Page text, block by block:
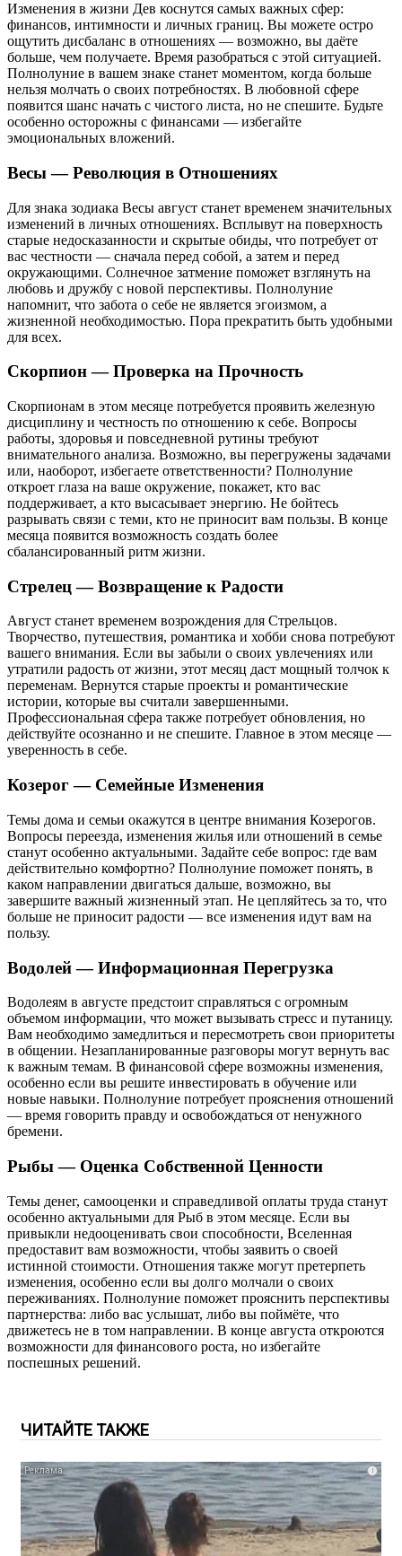
Изменения в жизни Дев коснутся самых важных сфер:
финансов, интимности и личных границ. Вы можете остро
ощутить дисбаланс в отношениях — возможно, вы даёте
больше, чем получаете. Время разобраться с этой ситуацией.
Полнолуние в вашем знаке станет моментом, когда больше
нельзя молчать о своих потребностях. В любовной сфере
появится шанс начать с чистого листа, но не спешите. Будьте
особенно осторожны с финансами — избегайте
эмоциональных вложений.
Весы — Революция в Отношениях
Для знака зодиака Весы август станет временем значительных
изменений в личных отношениях. Всплывут на поверхность
старые недосказанности и скрытые обиды, что потребует от
вас честности — сначала перед собой, а затем и перед
окружающими. Солнечное затмение поможет взглянуть на
любовь и дружбу с новой перспективы. Полнолуние
напомнит, что забота о себе не является эгоизмом, а
жизненной необходимостью. Пора прекратить быть удобными
для всех.
Скорпион — Проверка на Прочность
Скорпионам в этом месяце потребуется проявить железную
дисциплину и честность по отношению к себе. Вопросы
работы, здоровья и повседневной рутины требуют
внимательного анализа. Возможно, вы перегружены задачами
или, наоборот, избегаете ответственности? Полнолуние
откроет глаза на ваше окружение, покажет, кто вас
поддерживает, а кто высасывает энергию. Не бойтесь
разрывать связи с теми, кто не приносит вам пользы. В конце
месяца появится возможность создать более
сбалансированный ритм жизни.
Стрелец — Возвращение к Радости
Август станет временем возрождения для Стрельцов.
Творчество, путешествия, романтика и хобби снова потребуют
вашего внимания. Если вы забыли о своих увлечениях или
утратили радость от жизни, этот месяц даст мощный толчок к
переменам. Вернутся старые проекты и романтические
истории, которые вы считали завершенными.
Профессиональная сфера также потребует обновления, но
действуйте осознанно и не спешите. Главное в этом месяце —
уверенность в себе.
Козерог — Семейные Изменения
Темы дома и семьи окажутся в центре внимания Козерогов.
Вопросы переезда, изменения жилья или отношений в семье
станут особенно актуальными. Задайте себе вопрос: где вам
действительно комфортно? Полнолуние поможет понять, в
каком направлении двигаться дальше, возможно, вы
завершите важный жизненный этап. Не цепляйтесь за то, что
больше не приносит радости — все изменения идут вам на
пользу.
Водолей — Информационная Перегрузка
Водолеям в августе предстоит справляться с огромным
объемом информации, что может вызывать стресс и путаницу.
Вам необходимо замедлиться и пересмотреть свои приоритеты
в общении. Незапланированные разговоры могут вернуть вас
к важным темам. В финансовой сфере возможны изменения,
особенно если вы решите инвестировать в обучение или
новые навыки. Полнолуние потребует прояснения отношений
— время говорить правду и освобождаться от ненужного
бремени.
Рыбы — Оценка Собственной Ценности
Темы денег, самооценки и справедливой оплаты труда станут
особенно актуальными для Рыб в этом месяце. Если вы
привыкли недооценивать свои способности, Вселенная
предоставит вам возможности, чтобы заявить о своей
истинной стоимости. Отношения также могут претерпеть
изменения, особенно если вы долго молчали о своих
переживаниях. Полнолуние поможет прояснить перспективы
партнерства: либо вас услышат, либо вы поймёте, что
движетесь не в том направлении. В конце августа откроются
возможности для финансового роста, но избегайте
поспешных решений.
ЧИТАЙТЕ ТАКЖЕ
i